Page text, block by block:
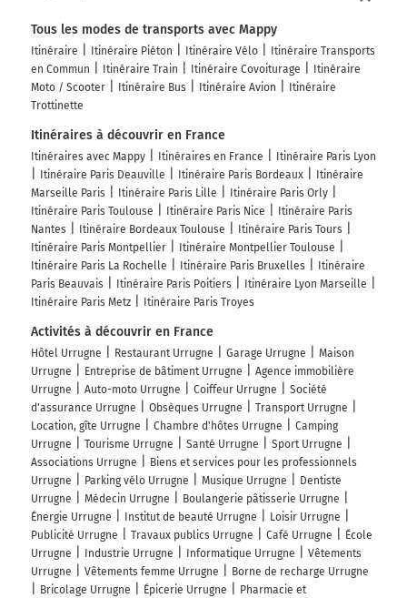
Tous les modes de transports avec Mappy
Itinéraire Itinéraire Piéton Itinéraire Vélo
Itinéraire Transports
en Commun
Itinéraire Train Itinéraire Covoiturage
Itinéraire
Moto / Scooter
Itinéraire Bus Itinéraire Avion
Itinéraire
Trottinette
Itinéraires à découvrir en France
Itinéraires avec Mappy Itinéraires en France
Itinéraire Paris Lyon
Itinéraire Paris Deauville
Itinéraire Paris Bordeaux
Itinéraire
Marseille Paris
Itinéraire Paris Lille
Itinéraire Paris Orly
Itinéraire Paris Toulouse
Itinéraire Paris Nice
Itinéraire Paris
Nantes
Itinéraire Bordeaux Toulouse
Itinéraire Paris Tours
Itinéraire Paris Montpellier
Itinéraire Montpellier Toulouse
Itinéraire Paris La Rochelle
Itinéraire Paris Bruxelles
Itinéraire
Paris Beauvais
Itinéraire Paris Poitiers
Itinéraire Lyon Marseille
Itinéraire Paris Metz
Itinéraire Paris Troyes
Activités à découvrir en France
Hôtel Urrugne Restaurant Urrugne Garage Urrugne
Maison
Urrugne
Entreprise de bâtiment Urrugne
Agence immobilière
Urrugne
Auto-moto Urrugne Coiffeur Urrugne
Société
d'assurance Urrugne
Obsèques Urrugne
Transport Urrugne
Location, gîte Urrugne
Chambre d'hôtes Urrugne
Camping
Urrugne
Tourisme Urrugne Santé Urrugne
Sport Urrugne
Associations Urrugne
Biens et services pour les professionnels
Urrugne
Parking vélo Urrugne Musique Urrugne
Dentiste
Urrugne
Médecin Urrugne
Boulangerie pâtisserie Urrugne
Énergie Urrugne
Institut de beauté Urrugne
Loisir Urrugne
Publicité Urrugne
Travaux publics Urrugne Café Urrugne
École
Urrugne
Industrie Urrugne Informatique Urrugne
Vêtements
Urrugne
Vêtements femme Urrugne
Borne de recharge Urrugne
Bricolage Urrugne
Épicerie Urrugne
Pharmacie et